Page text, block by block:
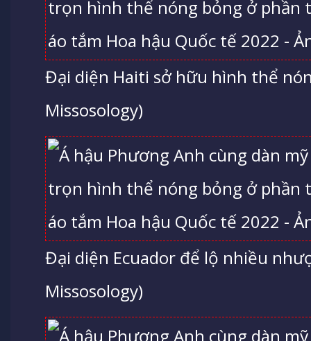
Đại diện Haiti sở hữu hình thể
Missosology)
Đại diện Ecuador để lộ nhiều
Missosology)